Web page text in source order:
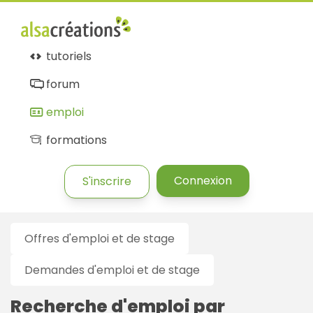
Alsacréations
emploi
tutoriels
forum
emploi
formations
S'inscrire Connexion
Offres d'emploi et de stage
Demandes d'emploi et de stage
Recherche d'emploi par